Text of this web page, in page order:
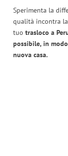
Sperimenta la
qualità incontra
tuo trasloco a
possibile, in
nuova casa.